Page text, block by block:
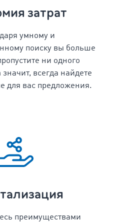
затрат
умному и
поиску вы больше
ни одного
всегда найдете
для вас предложения.
преимуществами